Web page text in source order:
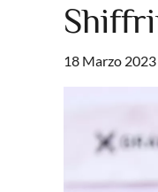
18 Marzo 2023